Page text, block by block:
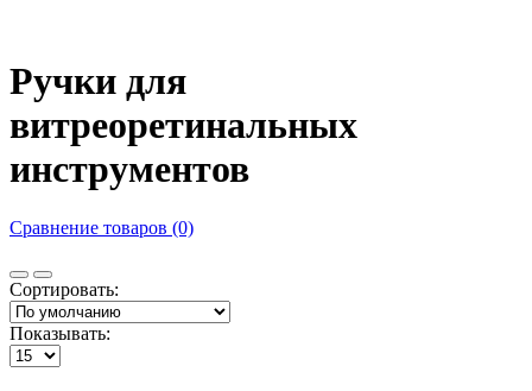
Ручки для
витреоретинальных
инструментов
Сравнение товаров (0)
Сортировать:
Показывать: